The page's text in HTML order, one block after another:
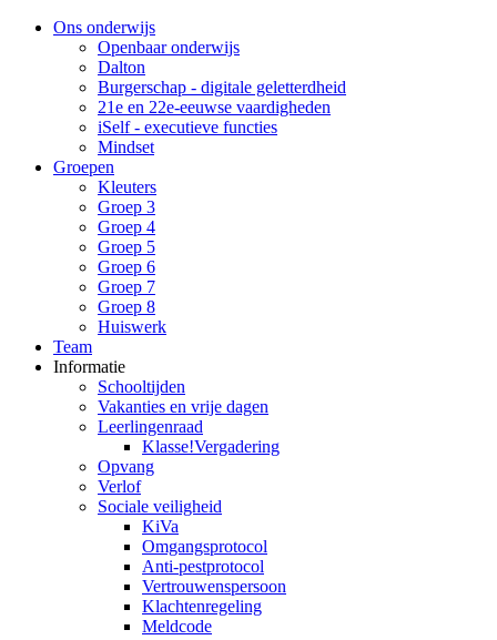
Ons onderwijs
Openbaar onderwijs
Dalton
Burgerschap - digitale geletterdheid
21e en 22e-eeuwse vaardigheden
iSelf - executieve functies
Mindset
Groepen
Kleuters
Groep 3
Groep 4
Groep 5
Groep 6
Groep 7
Groep 8
Huiswerk
Team
Informatie
Schooltijden
Vakanties en vrije dagen
Leerlingenraad
Klasse!Vergadering
Opvang
Verlof
Sociale veiligheid
KiVa
Omgangsprotocol
Anti-pestprotocol
Vertrouwenspersoon
Klachtenregeling
Meldcode